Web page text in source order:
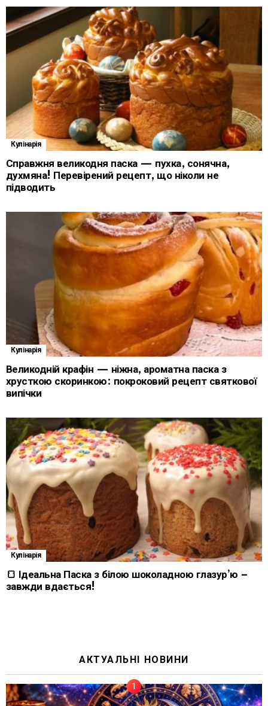
Кулінарія
Справжня великодня паска — пухка, сонячна,
духмяна! Перевірений рецепт, що ніколи не
підводить
Кулінарія
Великодній крафін — ніжна, ароматна паска з
хрусткою скоринкою: покроковий рецепт святкової
випічки
Кулінарія
🍞 Ідеальна Паска з білою шоколадною глазур’ю –
завжди вдається!
АКТУАЛЬНІ НОВИНИ